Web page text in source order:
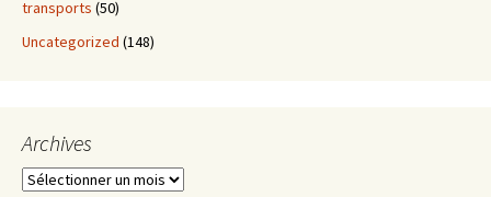
transports (50)
Uncategorized (148)
Archives
Archives